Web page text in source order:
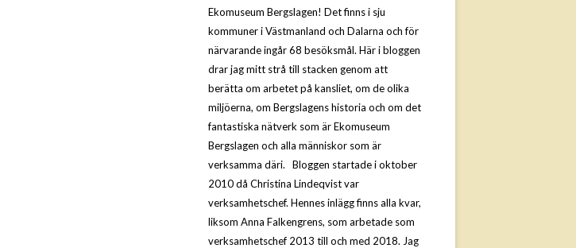
Ekomuseum Bergslagen! Det finns i sju
kommuner i Västmanland och Dalarna och för
närvarande ingår 68 besöksmål. Här i bloggen
drar jag mitt strå till stacken genom att
berätta om arbetet på kansliet, om de olika
miljöerna, om Bergslagens historia och om det
fantastiska nätverk som är Ekomuseum
Bergslagen och alla människor som är
verksamma däri. Bloggen startade i oktober
2010 då Christina Lindeqvist var
verksamhetschef. Hennes inlägg finns alla kvar,
liksom Anna Falkengrens, som arbetade som
verksamhetschef 2013 till och med 2018. Jag